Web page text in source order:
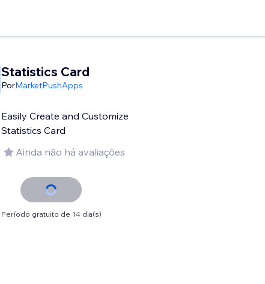
Statistics Card
PorMarketPushApps
Easily Create and Customize
Statistics Card
Ainda não há avaliações
Período gratuito de 14 dia(s)